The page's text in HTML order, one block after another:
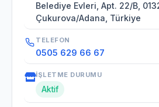
Belediye Evleri, Apt. 22/B,
Çukurova/Adana, Türkiye
TELEFON
0505 629 66 67
İŞLETME DURUMU
Aktif